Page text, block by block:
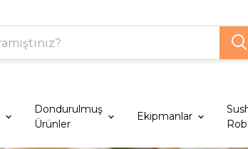
Dondurulmuş
Ürünler
Ekipmanlar